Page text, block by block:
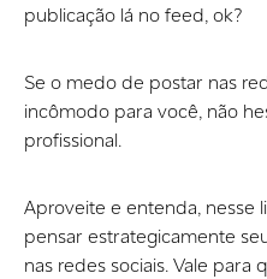
publicação lá no feed, ok?
Se o medo de postar nas
incômodo para você, não
profissional.
Aproveite e entenda, nesse
pensar estrategicamente
nas redes sociais. Vale